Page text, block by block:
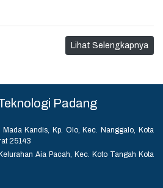
Lihat Selengkapnya
Padang
Kandis, Kp. Olo, Kec. Nanggalo, Kota
25143
Aia Pacah, Kec. Koto Tangah Kota